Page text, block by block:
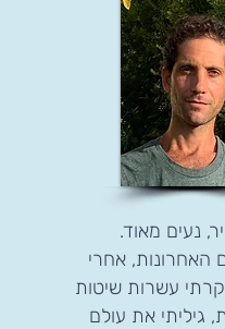
נעים מאוד.
האחרונות, אחרי
עשרות שיטות
גיליתי את עולם